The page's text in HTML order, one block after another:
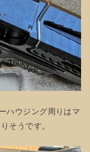
ハウジング周りはマ
そうです。